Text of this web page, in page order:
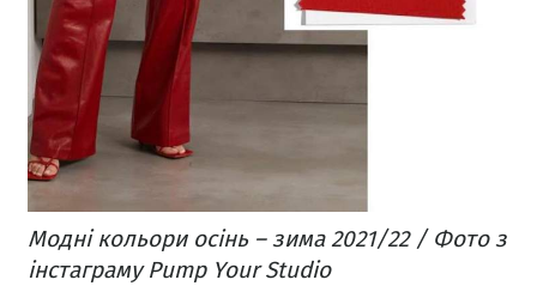
Модні кольори осінь – зима 2021/22 / Фото з
інстаграму Pump Your Studio